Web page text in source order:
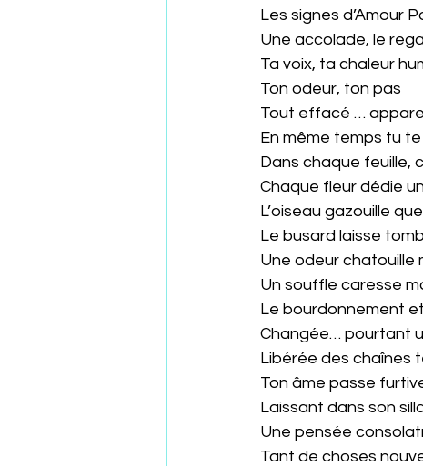
Les signes d’Amour
Une accolade, le
Ta voix, ta chaleur
Ton odeur, ton pas
Tout effacé …
En même temps tu te
Dans chaque feuille,
Chaque fleur dédie
L’oiseau gazouille
Le busard laisse
Une odeur chatouille
Un souffle caresse
Le bourdonnement
Changée… pourtant
Libérée des chaînes
Ton âme passe
Laissant dans son
Une pensée
Tant de choses